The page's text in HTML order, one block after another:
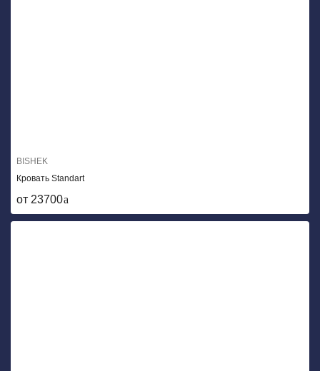
BISHEK
Кровать Standart
от 23700